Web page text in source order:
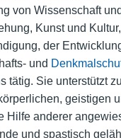
von Wissenschaft
Kunstund
der
und
tätig. Sie unterstützt
geistigen
Hilfe anderer
und spastisch